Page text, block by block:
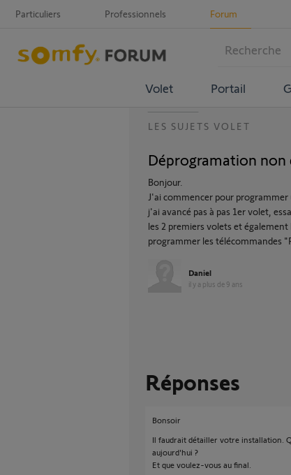
Particuliers Professionnels Forum
Volet Portail
LES SUJETS VOLET
Déprogramation non
Bonjour.
J'ai commencer pour programmer
j'ai avancé pas à pas 1er volet,
les 2 premiers volets et
programmer les télécommandes
Daniel
il y a plus de 9 ans
Réponses
Bonsoir
Il faudrait détailler votre installation.
aujourd'hui ?
Et que voulez-vous au final.